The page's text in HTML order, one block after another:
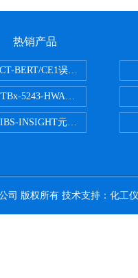
热销产品
BERT/CE1误码测试仪
5243-HWA光谱分析仪
INSIGHT元素光谱分析仪
司 版权所有 技术支持： 化工